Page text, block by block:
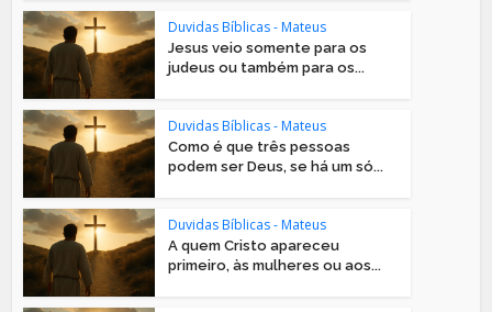
Duvidas Bíblicas - Mateus
Jesus veio somente para os
judeus ou também para os...
Duvidas Bíblicas - Mateus
Como é que três pessoas
podem ser Deus, se há um só...
Duvidas Bíblicas - Mateus
A quem Cristo apareceu
primeiro, às mulheres ou aos...